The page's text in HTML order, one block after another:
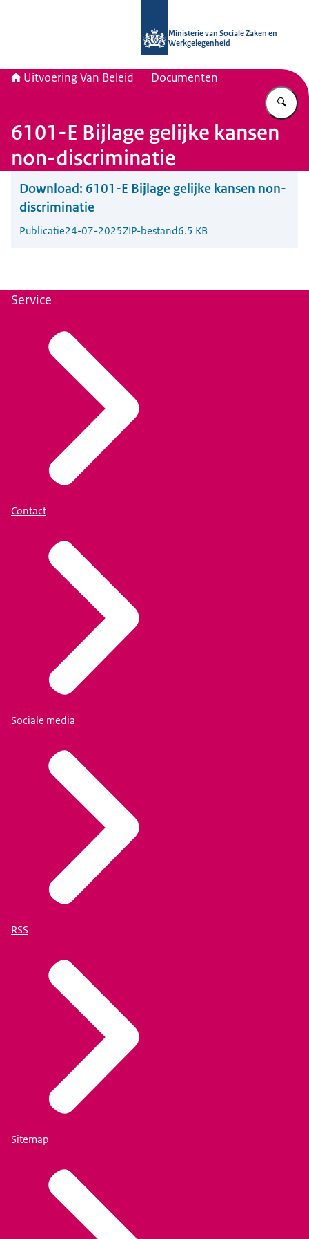
Ministerie van Sociale Zaken en
Werkgelegenheid
Uitvoering Van Beleid Documenten
6101-E Bijlage gelijke kansen
non-discriminatie
Download: 6101-E Bijlage gelijke kansen non-
discriminatie
Publicatie24-07-2025ZIP-bestand6.5 KB
Service
Contact
Sociale media
RSS
Sitemap